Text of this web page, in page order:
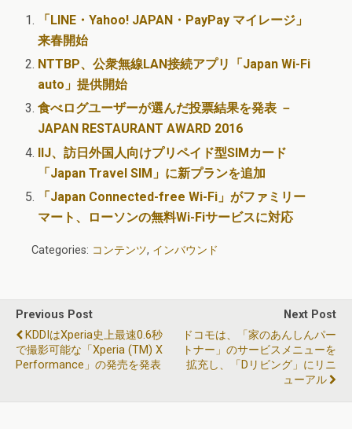
「LINE・Yahoo! JAPAN・PayPay マイレージ」
来春開始
NTTBP、公衆無線LAN接続アプリ「Japan Wi-Fi
auto」提供開始
食べログユーザーが選んだ投票結果を発表 －
JAPAN RESTAURANT AWARD 2016
IIJ、訪日外国人向けプリペイド型SIMカード
「Japan Travel SIM」に新プランを追加
「Japan Connected-free Wi-Fi」がファミリー
マート、ローソンの無料Wi-Fiサービスに対応
Categories: コンテンツ, インバウンド
Previous Post
KDDIはXperia史上最速0.6秒
で撮影可能な「Xperia (TM) X
Performance」の発売を発表
Next Post
ドコモは、「家のあんしんパー
トナー」のサービスメニューを
拡充し、「dリビング」にリニ
ューアル